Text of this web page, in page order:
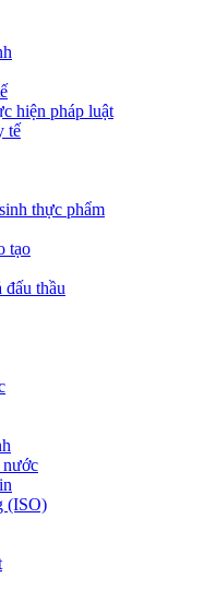
hiện pháp luật
tế
thực phẩm
tạo
đấu thầu
(ISO)